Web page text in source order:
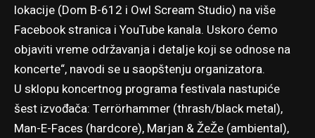
lokacije (Dom B-612 i Owl Scream Studio) na više
Facebook stranica i YouTube kanala. Uskoro ćemo
objaviti vreme održavanja i detalje koji se odnose na
koncerte“, navodi se u saopštenju organizatora.
U sklopu koncertnog programa festivala nastupiće
šest izvođača: Terrörhammer (thrash/black metal),
Man-E-Faces (hardcore), Marjan & ŽeŽe (ambiental),